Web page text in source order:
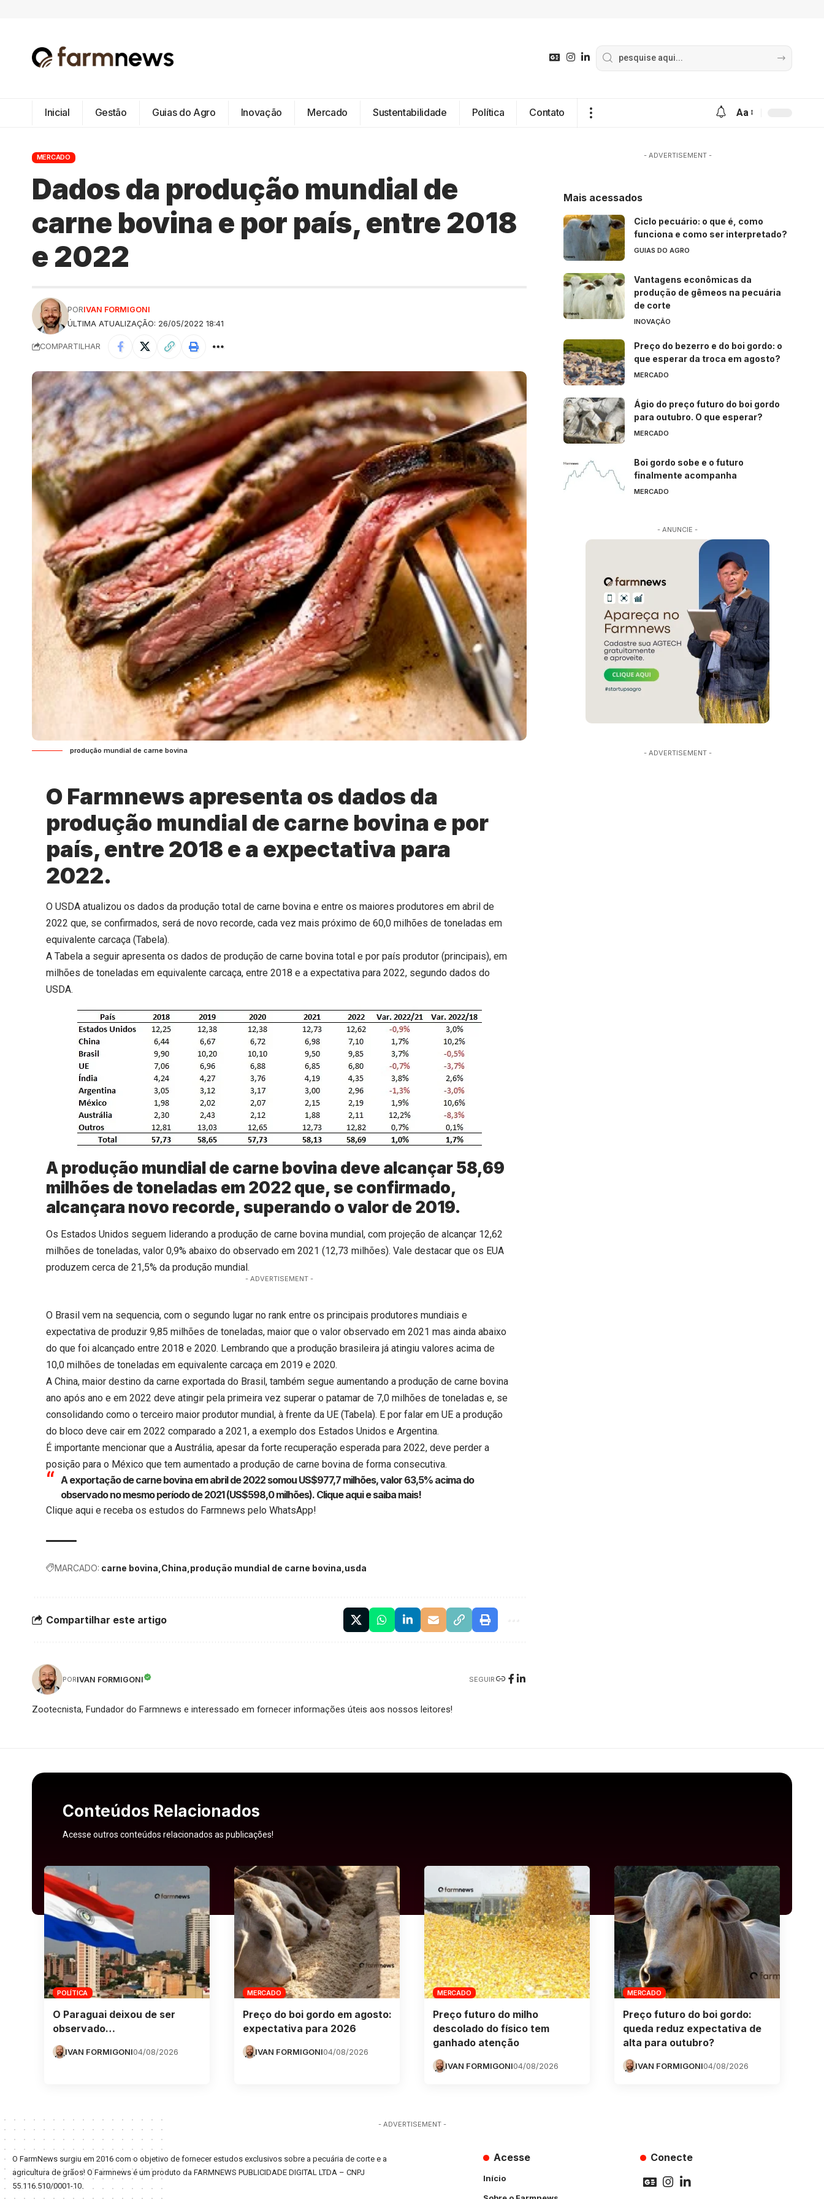
Inicial Gestão Guias do Agro Inovação Mercado Sustentabilidade Política Contato Aa
MERCADO
Dados da produção mundial de
carne bovina e por país, entre 2018
e 2022
ÚLTIMA ATUALIZAÇÃO: 26/05/2022 18:41
PORIVAN FORMIGONI
COMPARTILHAR
produção mundial de carne bovina
O Farmnews apresenta os dados da
produção mundial de carne bovina e por
país, entre 2018 e a expectativa para
2022.
O USDA atualizou os dados da produção total de carne bovina e entre os maiores produtores em abril de
2022 que, se confirmados, será de novo recorde, cada vez mais próximo de 60,0 milhões de toneladas em
equivalente carcaça (Tabela).
A Tabela a seguir apresenta os dados de produção de carne bovina total e por país produtor (principais), em
milhões de toneladas em equivalente carcaça, entre 2018 e a expectativa para 2022, segundo dados do
USDA.
A produção mundial de carne bovina deve alcançar 58,69
milhões de toneladas em 2022 que, se confirmado,
alcançara novo recorde, superando o valor de 2019.
Os Estados Unidos seguem liderando a produção de carne bovina mundial, com projeção de alcançar 12,62
milhões de toneladas, valor 0,9% abaixo do observado em 2021 (12,73 milhões). Vale destacar que os EUA
produzem cerca de 21,5% da produção mundial.
- ADVERTISEMENT -
O Brasil vem na sequencia, com o segundo lugar no rank entre os principais produtores mundiais e
expectativa de produzir 9,85 milhões de toneladas, maior que o valor observado em 2021 mas ainda abaixo
do que foi alcançado entre 2018 e 2020. Lembrando que a produção brasileira já atingiu valores acima de
10,0 milhões de toneladas em equivalente carcaça em 2019 e 2020.
A China, maior destino da carne exportada do Brasil, também segue aumentando a produção de carne bovina
ano após ano e em 2022 deve atingir pela primeira vez superar o patamar de 7,0 milhões de toneladas e, se
consolidando como o terceiro maior produtor mundial, à frente da UE (Tabela). E por falar em UE a produção
do bloco deve cair em 2022 comparado a 2021, a exemplo dos Estados Unidos e Argentina.
É importante mencionar que a Austrália, apesar da forte recuperação esperada para 2022, deve perder a
posição para o México que tem aumentado a produção de carne bovina de forma consecutiva.
A exportação de carne bovina em abril de 2022 somou US$977,7 milhões, valor 63,5% acima do
observado no mesmo período de 2021 (US$598,0 milhões). Clique aquie saiba mais!
Clique aqui e receba os estudos do Farmnews pelo WhatsApp!
MARCADO: carne bovina China produção mundial de carne bovina usda
Compartilhar este artigo
PORIVAN FORMIGONI SEGUIR
Zootecnista, Fundador do Farmnews e interessado em fornecer informações úteis aos nossos leitores!
- ADVERTISEMENT -
Mais acessados
Ciclo pecuário: o que é, como
funciona e como ser interpretado?
GUIAS DO AGRO
Vantagens econômicas da
produção de gêmeos na pecuária
de corte
INOVAÇÃO
Preço do bezerro e do boi gordo: o
que esperar da troca em agosto?
MERCADO
Ágio do preço futuro do boi gordo
para outubro. O que esperar?
MERCADO
Boi gordo sobe e o futuro
finalmente acompanha
MERCADO
- ANUNCIE -
- ADVERTISEMENT -
Conteúdos Relacionados
Acesse outros conteúdos relacionados as publicações!
POLÍTICA
O Paraguai deixou de ser
observado…
IVAN FORMIGONI04/08/2026
MERCADO
Preço do boi gordo em agosto:
expectativa para 2026
IVAN FORMIGONI04/08/2026
MERCADO
Preço futuro do milho
descolado do físico tem
ganhado atenção
IVAN FORMIGONI04/08/2026
MERCADO
Preço futuro do boi gordo:
queda reduz expectativa de
alta para outubro?
IVAN FORMIGONI04/08/2026
- ADVERTISEMENT -
O FarmNews surgiu em 2016 com o objetivo de fornecer estudos exclusivos sobre a pecuária de corte e a
agricultura de grãos! O Farmnews é um produto da FARMNEWS PUBLICIDADE DIGITAL LTDA – CNPJ
55.116.510/0001-10.
Acesse
Início
Conecte